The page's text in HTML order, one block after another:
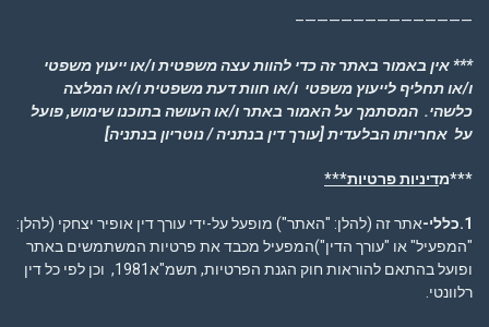
——————————————–
*** אין באמור באתר זה כדי להוות עצה משפטית ו/או ייעוץ משפטי
ו/או תחליף לייעוץ משפטי ו/או חוות דעת משפטית ו/או המלצה
כלשהי. המסתמך על האמור באתר ו/או העושה בתוכנו שימוש, פועל
על אחריותו הבלעדית[עורך דין בנתניה / נוטריון בנתניה]
***מדיניות פרטיות***
1.כללי-
אתר זה (להלן: "האתר") מופעל על-ידי עורך דין אופיר יצחקי (להלן:
"המפעיל" או "עורך הדין")המפעיל מכבד את פרטיות המשתמשים באתר
ופועל בהתאם להוראות חוק הגנת הפרטיות, תשמ"א1981, וכן לפי כל דין
רלוונטי.